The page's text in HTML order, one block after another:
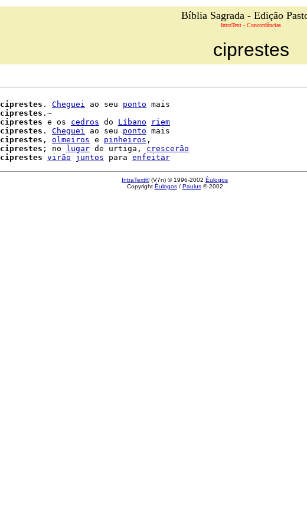
Bíblia Sagrada - Edição
IntraText - Concordâncias
ciprestes
ciprestes . Cheguei ao seu ponto mais
ciprestes .~
ciprestes e os cedros do Líbano
riem
ciprestes . Cheguei ao seu ponto mais
ciprestes , olmeiros e pinheiros ,
ciprestes ; no lugar de urtiga, crescerão
ciprestes virão juntos para enfeitar
IntraText®(V7n) © 1996-2002 Èulogos
Copyright Èulogos/ Paulus© 2002